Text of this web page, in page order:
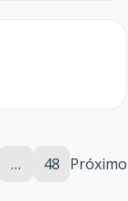
… 48 Próximo